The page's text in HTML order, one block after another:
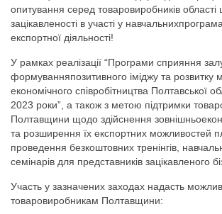
опитування серед товаровиробників
зацікавленості в участі у
експортної діяльності!
У рамках реалізації “Програми сприяння
формуванняпозитивного іміджу та розвитку
економічного співробітництва Полтавської
2023 роки”, а також з метою підтримки
Полтавщини щодо здійснення
та розширення їх експортних можливостей
проведення безкоштовних тренінгів,
семінарів для представників зацікавленого
Участь у зазначених заходах надасть
товаровиробникам Полтавщини: